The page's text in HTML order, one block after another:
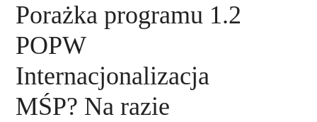
Porażka programu 1.2
POPW
Internacjonalizacja
MŚP? Na razie